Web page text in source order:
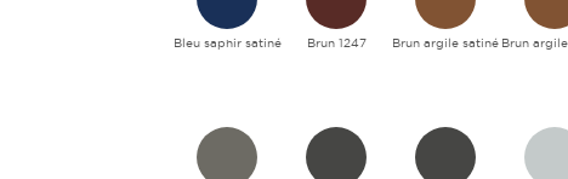
Bleu saphir satiné Brun 1247 Brun argile satiné Brun